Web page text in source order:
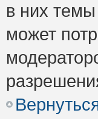
в них
может